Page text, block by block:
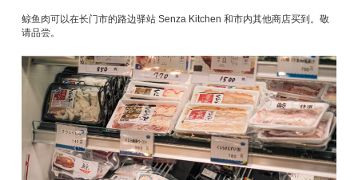
鲸鱼肉可以在长门市的路边驿站 Senza Kitchen 和市内其他商店买到。敬
请品尝。